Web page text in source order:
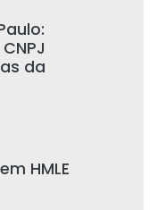
da
HMLE